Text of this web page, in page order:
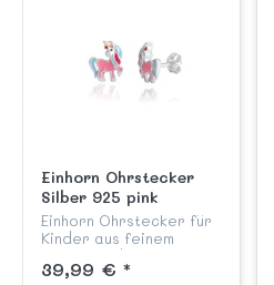
Einhorn Ohrstecker
Silber 925 pink
handlackiert
Einhorn Ohrstecker für
Kinder aus feinem
Sterling Silber
rhodiniert liebevoll von
39,99 € *